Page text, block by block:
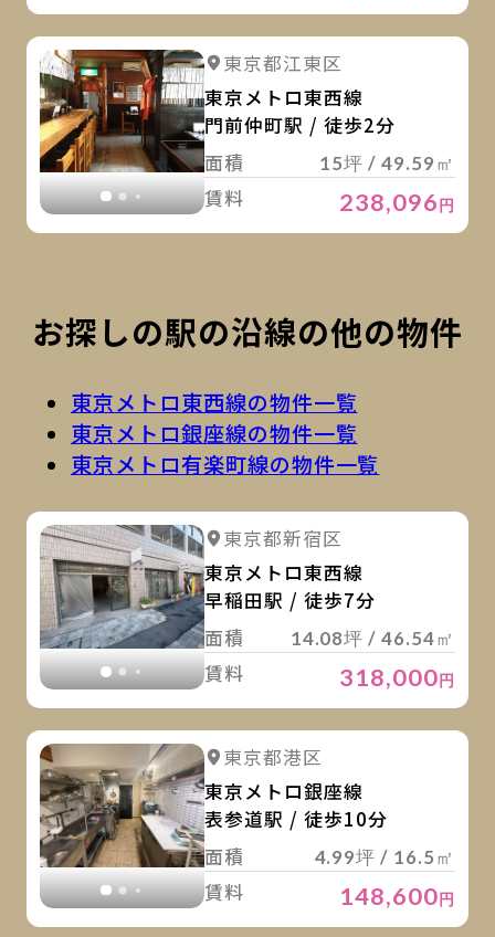
詳細を見る
東京都江東区
東京メトロ東西線
門前仲町駅 / 徒歩2分
面積
15坪 / 49.59㎡
賃料 238,096円
お探しの駅の沿線の他の物件
東京メトロ東西線の物件一覧
東京メトロ銀座線の物件一覧
東京メトロ有楽町線の物件一覧
詳細を見る
東京都新宿区
東京メトロ東西線
早稲田駅 / 徒歩7分
面積
14.08坪 / 46.54㎡
賃料 318,000 円
詳細を見る
東京都港区
東京メトロ銀座線
表参道駅 / 徒歩10分
面積
4.99坪 / 16.5㎡
賃料 148,600円